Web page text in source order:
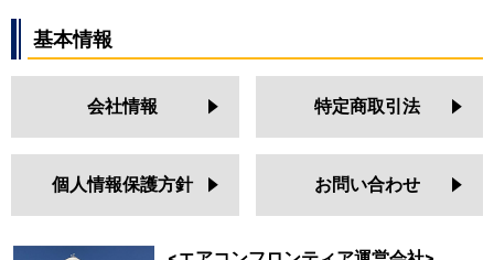
基本情報
会社情報 特定商取引法
個人情報保護方針 お問い合わせ